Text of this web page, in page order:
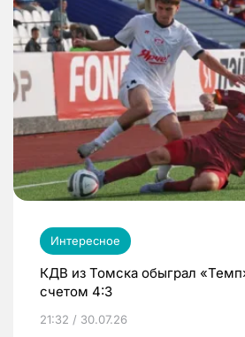
Интересное
КДВ из Томска обыграл
счетом 4:3
21:32 / 30.07.26